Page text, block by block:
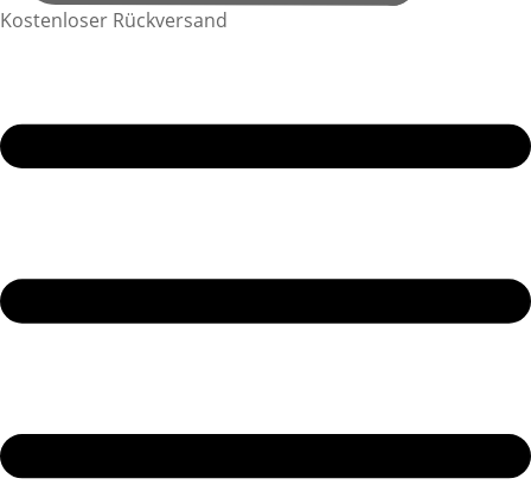
Kostenloser Rückversand